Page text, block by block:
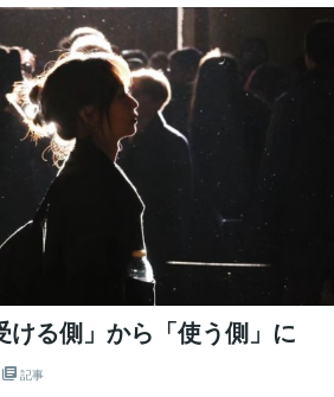
ける側」から「使う側」に
記事